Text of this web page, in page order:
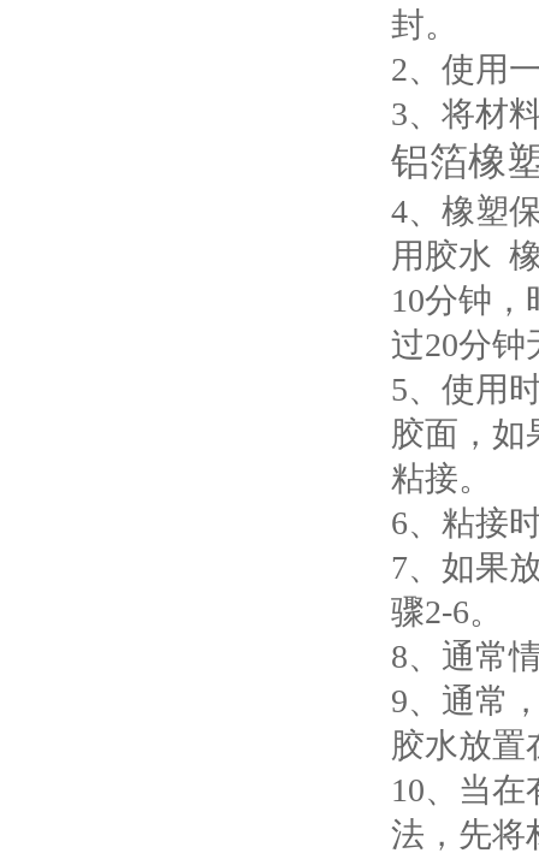
封。
2、使用
3、将材
铝箔橡
4、橡塑
用胶水
10分钟
过20分钟
5、使用
胶面，如
粘接。
6、粘接
7、如果
骤2-6。
8、通常
9、通常
胶水放
10、当
法，先将